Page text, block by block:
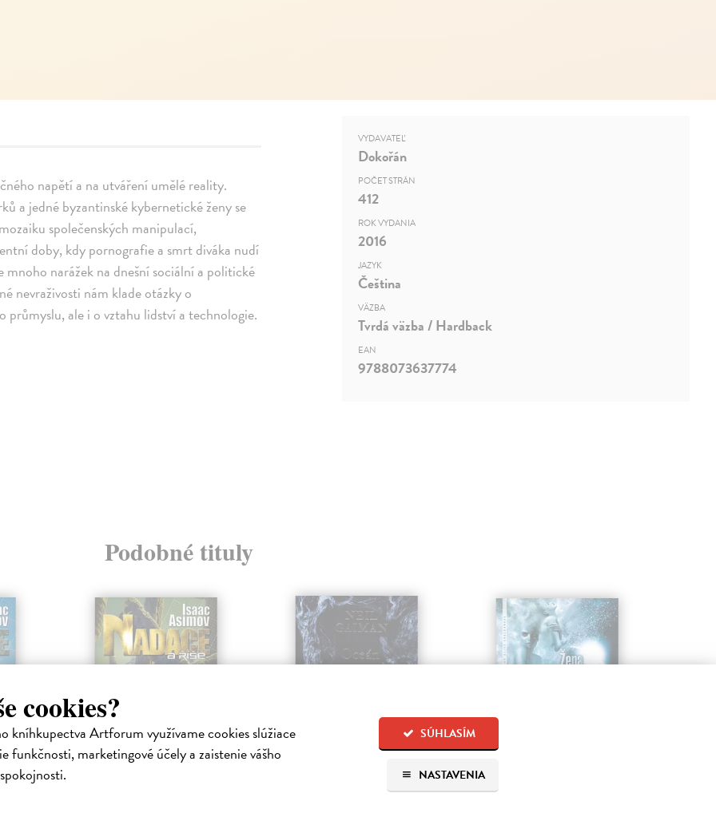
cookies?
kníhkupectva Artforum využívame cookies slúžiace
funkčnosti, marketingové účely a zaistenie vášho
SÚHLASÍM
NASTAVENIA
napětí a na utváření umělé reality.
a jedné byzantinské kybernetické ženy se
společenských manipulací,
doby, kdy pornografie a smrt diváka nudí
narážek na dnešní sociální a politické
nevraživosti nám klade otázky o
průmyslu, ale i o vztahu lidství a technologie.
VYDAVATEĽ
Dokořán
POČET STRÁN
412
ROK VYDANIA
2016
JAZYK
Čeština
VÄZBA
Tvrdá väzba / Hardback
EAN
9788073637774
Podobné tituly
Oceán na konci Žena, kterou muži